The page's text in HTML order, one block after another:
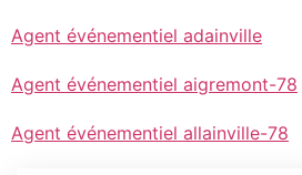
Agent événementiel adainville
Agent événementiel aigremont-78
Agent événementiel allainville-78